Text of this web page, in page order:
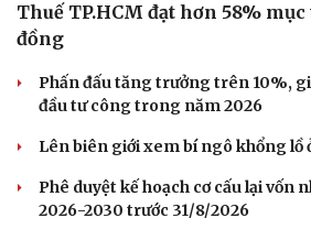
Thuế TP.HCM đạt hơn 58%
đồng
Phấn đấu tăng trưởng trên 10%,
đầu tư công trong năm 2026
Lên biên giới xem bí ngô khổng lồ
Phê duyệt kế hoạch cơ cấu lại vốn
2026-2030 trước 31/8/2026